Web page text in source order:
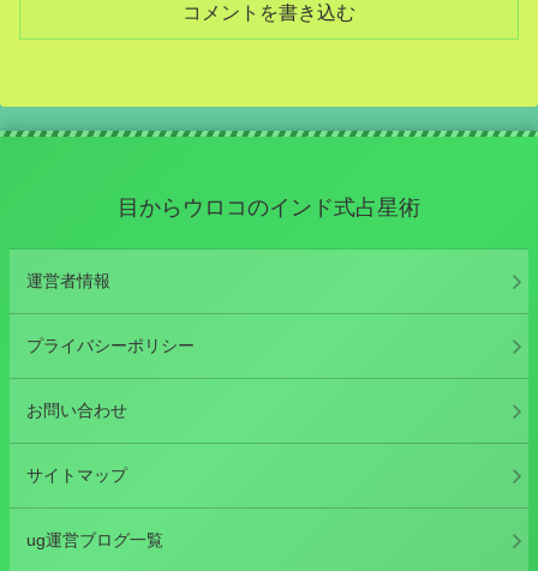
コメントを書き込む
目からウロコのインド式占星術
運営者情報
プライバシーポリシー
お問い合わせ
サイトマップ
ug運営ブログ一覧